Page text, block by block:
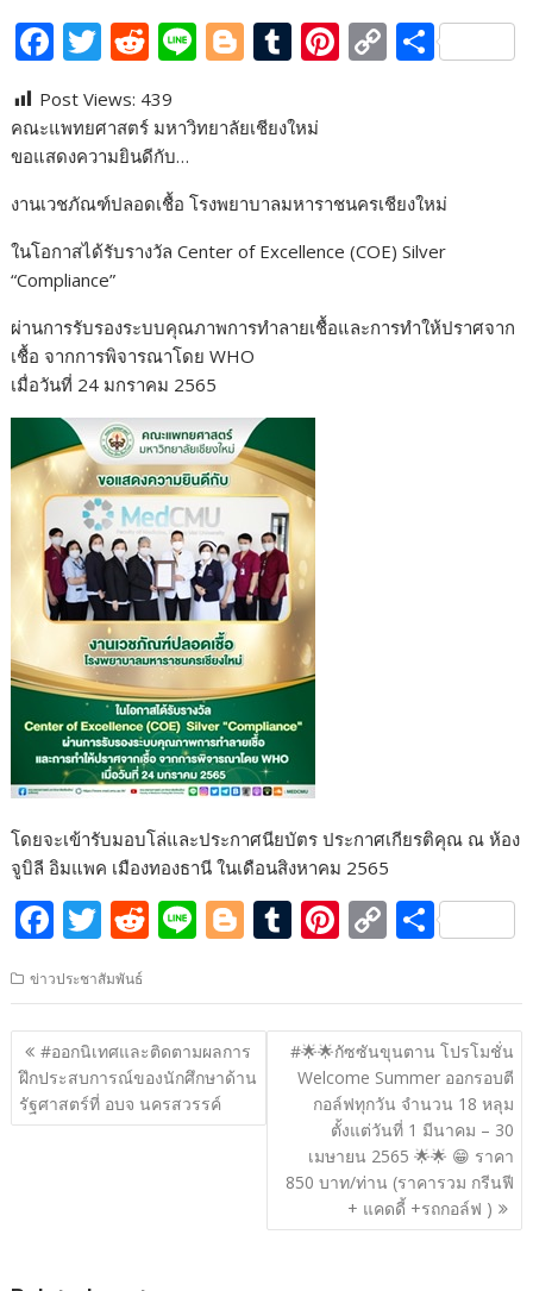
F
e
b
o
k
T
itt
er
R
d
di
t
Li
e
Bl
g
er
T
m
r
Pi
st
C
Li
k
S
Post Views: 439
คณะแพทยศาสตร์ มหาวิทยาลัยเชียงใหม่
ขอแสดงความยินดีกับ…
งานเวชภัณฑ์ปลอดเชื้อ โรงพยาบาลมหาราชนครเชียงใหม่
ในโอกาสได้รับรางวัล Center of Excellence (COE) Silver
“Compliance”
ผ่านการรับรองระบบคุณภาพการทำลายเชื้อและการทำให้ปราศจาก
เชื้อ จากการพิจารณาโดย WHO
เมื่อวันที่ 24 มกราคม 2565
โดยจะเข้ารับมอบโล่และประกาศนียบัตร ประกาศเกียรติคุณ ณ ห้อง
จูบิลี อิมแพค เมืองทองธานี ในเดือนสิงหาคม 2565
F
e
b
o
o
T
itt
er
R
d
di
t
Li
e
Bl
g
g
er
T
m
bl
r
Pi
er
e
st
C
p
y
Li
n
k
S
ar
e
ข่าวประชาสัมพันธ์
แนะแนว
เรื่อง
#ออกนิเทศและติดตามผลการ
ฝึกประสบการณ์ของนักศึกษาด้าน
รัฐศาสตร์ที่ อบจ นครสวรรค์
#🌟🌟กัซซันขุนตาน โปรโมชั่น
Welcome Summer ออกรอบตี
กอล์ฟทุกวัน จำนวน 18 หลุม
ตั้งแต่วันที่ 1 มีนาคม – 30
เมษายน 2565 🌟🌟 😁 ราคา
850 บาท/ท่าน (ราคารวม กรีนฟี
+ แคดดี้ +รถกอล์ฟ )